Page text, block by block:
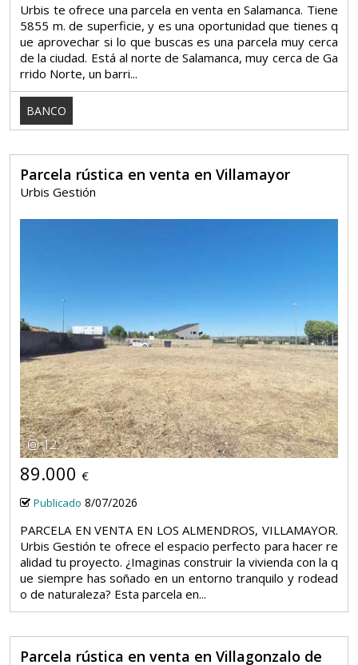
Urbis te ofrece una parcela en venta en Salamanca. Tiene
5855 m. de superficie, y es una oportunidad que tienes q
ue aprovechar si lo que buscas es una parcela muy cerca
de la ciudad. Está al norte de Salamanca, muy cerca de Ga
rrido Norte, un barri...
BANCO
Parcela rústica en venta en Villamayor
Urbis Gestión
12
89.000 €
Publicado 8/07/2026
PARCELA EN VENTA EN LOS ALMENDROS, VILLAMAYOR.
Urbis Gestión te ofrece el espacio perfecto para hacer re
alidad tu proyecto. ¿Imaginas construir la vivienda con la q
ue siempre has soñado en un entorno tranquilo y rodead
o de naturaleza? Esta parcela en...
Parcela rústica en venta en Villagonzalo de